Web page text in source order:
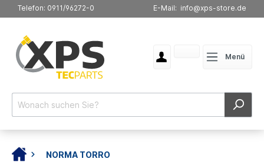
Telefon: 0911/96272-0 E-Mail: info@xps-store.de
Menü
NORMA TORRO